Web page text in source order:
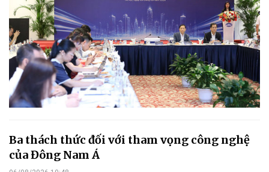
Ba thách thức đối với tham vọng công nghệ
của Đông Nam Á